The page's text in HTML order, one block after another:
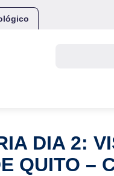
DIA 2:
QUITO –